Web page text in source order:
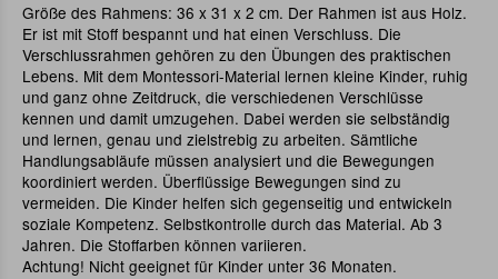
Größe des Rahmens: 36 x 31 x 2 cm. Der Rahmen ist aus Holz.
Er ist mit Stoff bespannt und hat einen Verschluss. Die
Verschlussrahmen gehören zu den Übungen des praktischen
Lebens. Mit dem Montessori-Material lernen kleine Kinder, ruhig
und ganz ohne Zeitdruck, die verschiedenen Verschlüsse
kennen und damit umzugehen. Dabei werden sie selbständig
und lernen, genau und zielstrebig zu arbeiten. Sämtliche
Handlungsabläufe müssen analysiert und die Bewegungen
koordiniert werden. Überflüssige Bewegungen sind zu
vermeiden. Die Kinder helfen sich gegenseitig und entwickeln
soziale Kompetenz. Selbstkontrolle durch das Material. Ab 3
Jahren. Die Stoffarben können variieren.
Achtung! Nicht geeignet für Kinder unter 36 Monaten.